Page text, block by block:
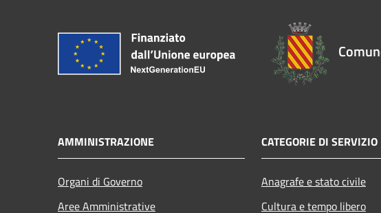
AMMINISTRAZIONE
Organi di Governo
Aree Amministrative
CATEGORIE DI SERVIZIO
Anagrafe e stato civile
Cultura e tempo libero